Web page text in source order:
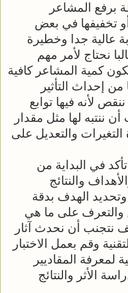
برفع المشاعر
أو تخفيفها في بعض
عالية جدا وخطيرة
نحتاج لأمر مهم
كمية المشاعر كافية
إحداث التأثير
لأنه فيها توابع
ننتبه لها مثل مقدار
التغيرات والتعديل على
في البداية من
والنتائج
وتحديد الهدف بدقة
والتعرف على ما هي
نتجنب أن نحدث آثار
وقم بعمل الاختبار
لمعرفة المقاديير
الأثر والنتائج